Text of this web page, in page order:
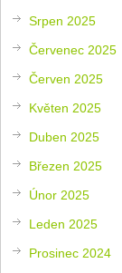
Srpen 2025
Červenec 2025
Červen 2025
Květen 2025
Duben 2025
Březen 2025
Únor 2025
Leden 2025
Prosinec 2024